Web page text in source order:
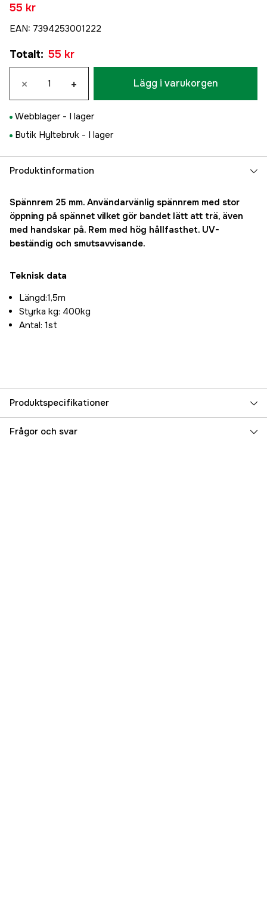
55 kr
EAN: 7394253001222
Totalt: 55 kr
× + Lägg i varukorgen
Webblager - I lager
Butik Hyltebruk - I lager
Produktinformation
Spännrem 25 mm. Användarvänlig spännrem med stor
öppning på spännet vilket gör bandet lätt att trä, även
med handskar på. Rem med hög hållfasthet. UV-
beständig och smutsavvisande.
Teknisk data
Längd:1,5m
Styrka kg: 400kg
Antal: 1st
Produktspecifikationer
Referensnummer 3000024500
Frågor och svar